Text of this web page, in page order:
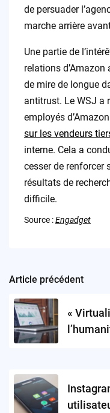
de persuader
marche arrière
Une partie de
relations
de mire de longue
antitrust. Le WSJ a
employés d’Amazon
sur les vendeurs
interne. Cela a
cesser de renforcer
résultats de
difficile.
Source :Engadget
Post
navigation
Article précédent
«